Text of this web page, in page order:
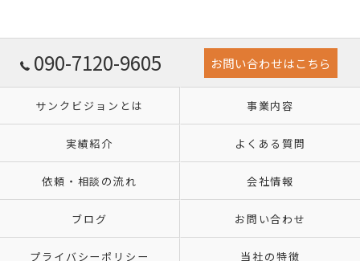
090-7120-9605 お問い合わせはこちら
サンクビジョンとは 事業内容
実績紹介 よくある質問
依頼・相談の流れ 会社情報
ブログ お問い合わせ
プライバシーポリシー 当社の特徴